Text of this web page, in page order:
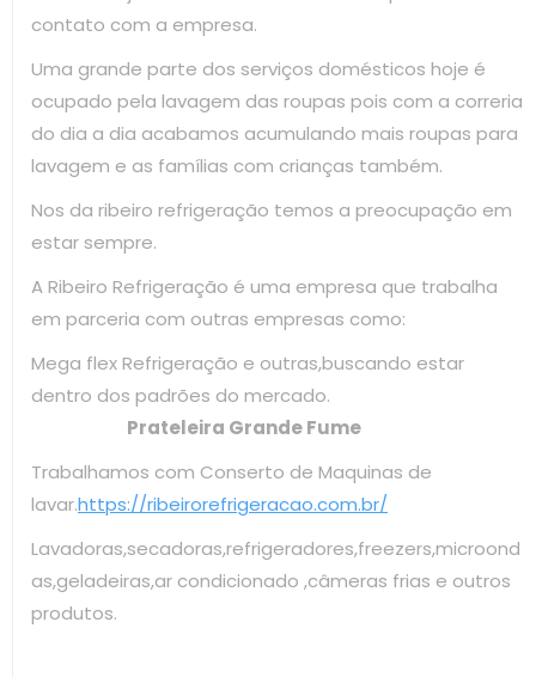
contato com a empresa.
Uma grande parte dos serviços domésticos hoje é
ocupado pela lavagem das roupas pois com a correria
do dia a dia acabamos acumulando mais roupas para
lavagem e as famílias com crianças também.
Nos da ribeiro refrigeração temos a preocupação em
estar sempre.
A Ribeiro Refrigeração é uma empresa que trabalha
em parceria com outras empresas como:
Mega flex Refrigeração e outras,buscando estar
dentro dos padrões do mercado.
Prateleira Grande Fume
Trabalhamos com Conserto de Maquinas de
lavar.https://ribeirorefrigeracao.com.br/
Lavadoras,secadoras,refrigeradores,freezers,microond
as,geladeiras,ar condicionado ,câmeras frias e outros
produtos.